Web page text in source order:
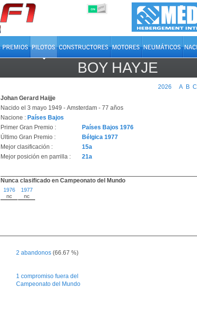
ON OFF
BOY HAYJE
2026 A B C
Johan Gerard Haijje
Nacido el 3 mayo 1949 - Amsterdam - 77 años
Nacione : Países Bajos
Primer Gran Premio :
Países Bajos 1976
Último Gran Premio :
Bélgica 1977
Mejor clasificación :
15a
Mejor posición en parrilla :
21a
Nunca clasificado en Campeonato del Mundo
1976
nc
1977
nc
2 abandonos (66.67 %)
1 compromiso fuera del
Campeonato del Mundo